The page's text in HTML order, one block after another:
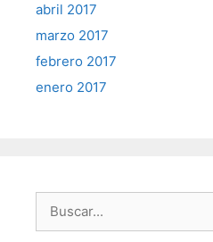
abril 2017
marzo 2017
febrero 2017
enero 2017